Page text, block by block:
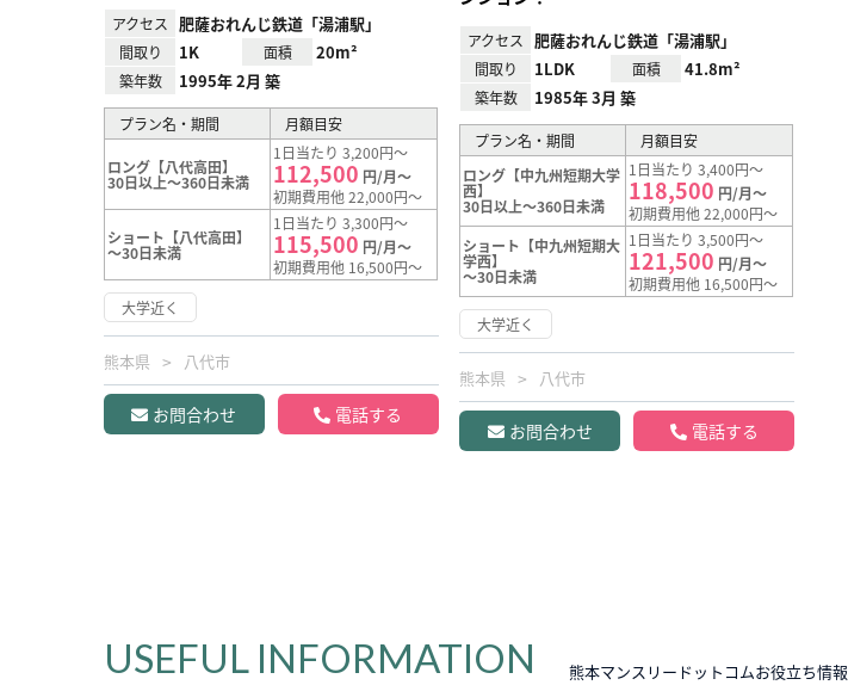
アクセス 肥薩おれんじ鉄道「湯浦駅」
間取り 1K 面積 20m²
築年数 1995年 2月 築
プラン名・期間 月額目安
ロング【八代高田】
30日以上～360日未満
1日当たり 3,200円～
112,500 円/月～
初期費用他 22,000円～
ショート【八代高田】
～30日未満
1日当たり 3,300円～
115,500 円/月～
初期費用他 16,500円～
大学近く
熊本県 八代市
お問合わせ 電話する
アクセス 肥薩おれんじ鉄道「湯浦駅」
間取り 1LDK 面積 41.8m²
築年数 1985年 3月 築
プラン名・期間
月額目安
ロング【中九州短期大学
西】
30日以上～360日未満
1日当たり 3,400円～
118,500 円/月～
初期費用他 22,000円～
ショート【中九州短期大
学西】
～30日未満
1日当たり 3,500円～
121,500 円/月～
初期費用他 16,500円～
大学近く
熊本県 八代市
お問合わせ 電話する
USEFUL INFORMATION 熊本マンスリードットコムお役立ち情報